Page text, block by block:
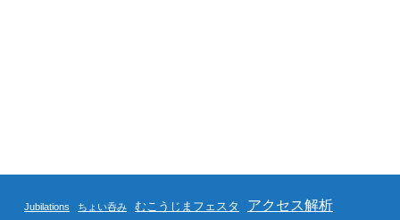
Jubilations ちょい呑み むこうじまフェスタ アクセス解析